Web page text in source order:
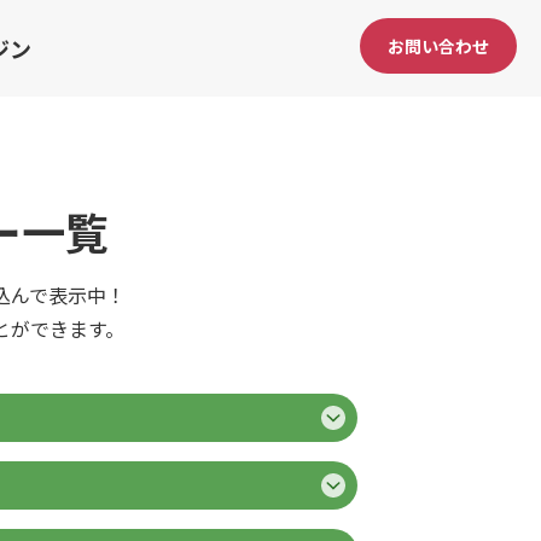
ン お問い合わせ
一覧
で表示中！
できます。